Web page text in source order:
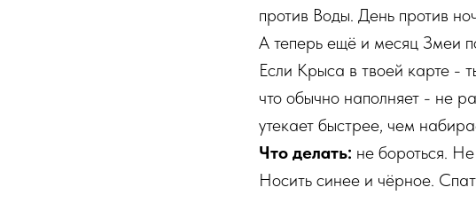
против Воды. День против
А теперь ещё и месяц Змеи
Если Крыса в твоей карте -
что обычно наполняет - не
утекает быстрее, чем
Что делать: не бороться.
Носить синее и чёрное.